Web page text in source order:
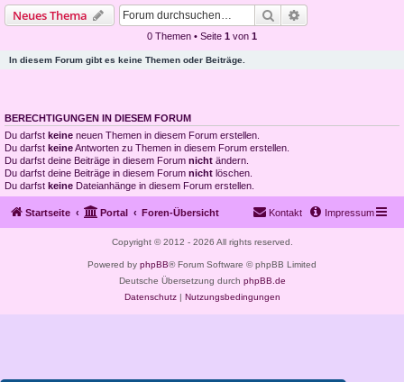
Neues Thema Suche
0 Themen • Seite 1 von 1
In diesem Forum gibt es keine Themen oder Beiträge.
BERECHTIGUNGEN IN DIESEM FORUM
Du darfst keine neuen Themen in diesem Forum erstellen.
Du darfst keineAntworten zu Themen in diesem Forum erstellen.
Du darfst deine Beiträge in diesem Forum nicht ändern.
Du darfst deine Beiträge in diesem Forum nicht löschen.
Du darfst keine Dateianhänge in diesem Forum erstellen.
Startseite Portal Foren-Übersicht Impressum
Kontakt
Copyright © 2012 - 2026 All rights reserved.
Powered by phpBB® Forum Software © phpBB Limited
Deutsche Übersetzung durch phpBB.de
Datenschutz| Nutzungsbedingungen